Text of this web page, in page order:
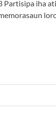
Partisipa iha